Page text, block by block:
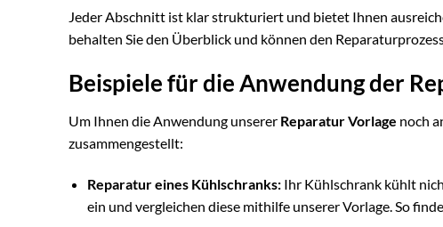
Jeder Abschnitt ist klar strukturiert und bietet Ihnen
behalten Sie den Überblick und können den
Beispiele für die Anwendung der
Um Ihnen die Anwendung unserer Reparatur Vorlage noch
zusammengestellt:
Reparatur eines Kühlschranks:Ihr Kühlschrank kühlt
ein und vergleichen diese mithilfe unserer Vorlage. So